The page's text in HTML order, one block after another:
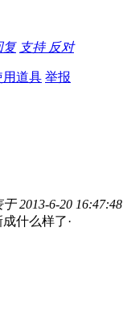
复 支持 反对
用道具 举报
2013-6-20 16:47:48
什么样了·